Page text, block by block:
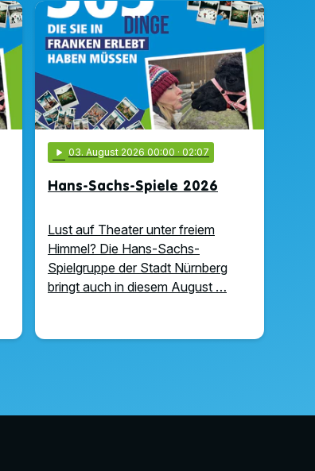
play_arrow 03. August 2026 00:00 · 02:07
Hans-Sachs-Spiele 2026
Lust auf Theater unter freiem
Himmel? Die Hans-Sachs-
Spielgruppe der Stadt Nürnberg
bringt auch in diesem August …